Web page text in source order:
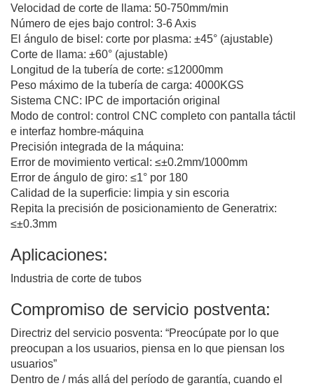
Velocidad de corte de llama: 50-750mm/min
Número de ejes bajo control: 3-6 Axis
El ángulo de bisel: corte por plasma: ±45° (ajustable)
Corte de llama: ±60° (ajustable)
Longitud de la tubería de corte: ≤12000mm
Peso máximo de la tubería de carga: 4000KGS
Sistema CNC: IPC de importación original
Modo de control: control CNC completo con pantalla táctil
e interfaz hombre-máquina
Precisión integrada de la máquina:
Error de movimiento vertical: ≤±0.2mm/1000mm
Error de ángulo de giro: ≤1° por 180
Calidad de la superficie: limpia y sin escoria
Repita la precisión de posicionamiento de Generatrix:
≤±0.3mm
Aplicaciones:
Industria de corte de tubos
Compromiso de servicio postventa:
Directriz del servicio posventa: “Preocúpate por lo que
preocupan a los usuarios, piensa en lo que piensan los
usuarios”
Dentro de / más allá del período de garantía, cuando el